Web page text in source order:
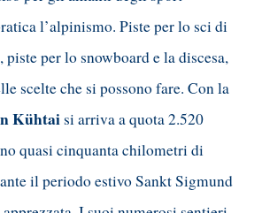
l’alpinismo. Piste per lo sci di
per lo snowboard e la discesa,
scelte che si possono fare. Con la
Kühtaisi arriva a quota 2.520
quasi cinquanta chilometri di
il periodo estivo Sankt Sigmund